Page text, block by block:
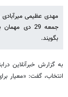
مهدی عظیمی
جمعه 29 دی
بگویند.
به گزارش خبرآنلاین
انتخاب، گفت: «معیار